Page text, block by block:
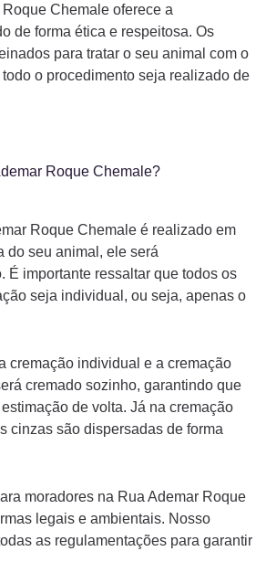
Chemale oferece a
de forma ética e respeitosa. Os
para tratar o seu animal com o
o procedimento seja realizado de
Roque Chemale?
Roque Chemale é realizado em
do seu animal, ele será
É importante ressaltar que todos os
seja individual, ou seja, apenas o
cremação individual e a cremação
cremado sozinho, garantindo que
de volta. Já na cremação
cinzas são dispersadas de forma
moradores na Rua Ademar Roque
legais e ambientais. Nosso
as regulamentações para garantir